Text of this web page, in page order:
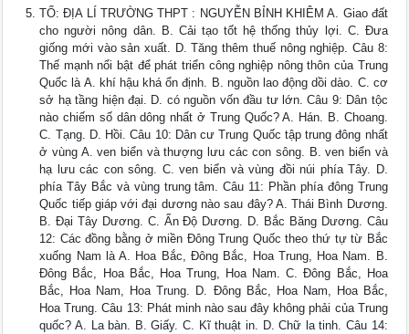
TỔ: ĐỊA LÍ TRƯỜNG THPT : NGUYỄN BỈNH KHIÊM A. Giao đất
cho người nông dân. B. Cải tạo tốt hệ thống thủy lợi. C. Đưa
giống mới vào sản xuất. D. Tăng thêm thuế nông nghiệp. Câu 8:
Thế mạnh nổi bật để phát triển công nghiệp nông thôn của Trung
Quốc là A. khí hậu khá ổn định. B. nguồn lao động dồi dào. C. cơ
sở hạ tầng hiện đại. D. có nguồn vốn đầu tư lớn. Câu 9: Dân tộc
nào chiếm số dân dông nhất ở Trung Quốc? A. Hán. B. Choang.
C. Tạng. D. Hồi. Câu 10: Dân cư Trung Quốc tập trung đông nhất
ở vùng A. ven biển và thượng lưu các con sông. B. ven biển và
hạ lưu các con sông. C. ven biển và vùng đồi núi phía Tây. D.
phía Tây Bắc và vùng trung tâm. Câu 11: Phần phía đông Trung
Quốc tiếp giáp với đại dương nào sau đây? A. Thái Bình Dương.
B. Đại Tây Dương. C. Ấn Độ Dương. D. Bắc Băng Dương. Câu
12: Các đồng bằng ở miền Đông Trung Quốc theo thứ tự từ Bắc
xuống Nam là A. Hoa Bắc, Đông Bắc, Hoa Trung, Hoa Nam. B.
Đông Bắc, Hoa Bắc, Hoa Trung, Hoa Nam. C. Đông Bắc, Hoa
Bắc, Hoa Nam, Hoa Trung. D. Đông Bắc, Hoa Nam, Hoa Bắc,
Hoa Trung. Câu 13: Phát minh nào sau đây không phải của Trung
quốc? A. La bàn. B. Giấy. C. Kĩ thuật in. D. Chữ la tinh. Câu 14: